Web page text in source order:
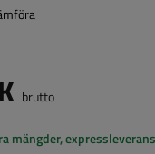
brutto
mängder, expressleverans